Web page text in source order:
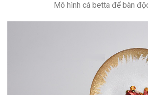
Mô hình cá betta để bàn